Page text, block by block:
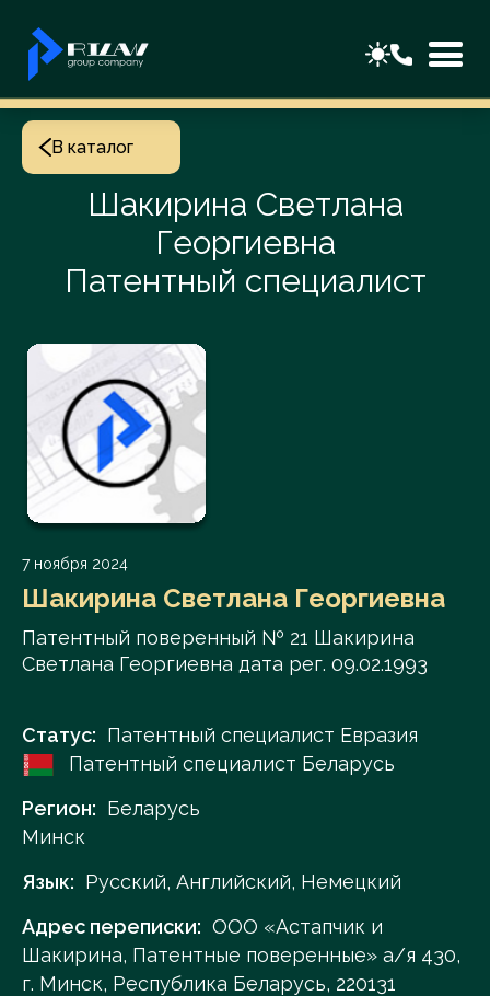
В каталог
Шакирина Светлана
Георгиевна
Патентный специалист
7 ноября 2024
Шакирина Светлана Георгиевна
Патентный поверенный № 21 Шакирина
Светлана Георгиевна дата рег. 09.02.1993
Статус: Патентный специалист Евразия
Патентный специалист Беларусь
Регион: Беларусь
Минск
Язык: Русский, Английский, Немецкий
Адрес переписки: ООО «Астапчик и
Шакирина, Патентные поверенные» а/я 430,
г. Минск, Республика Беларусь, 220131